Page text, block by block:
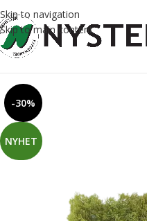
Skip to navigation
Skip to main content
-30%
NYHET